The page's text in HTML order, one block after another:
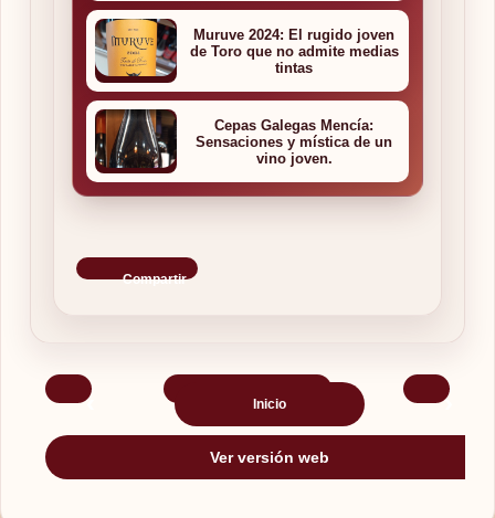
Muruve 2024: El rugido joven
de Toro que no admite medias
tintas
Cepas Galegas Mencía:
Sensaciones y mística de un
vino joven.
Compartir
‹ ›
Inicio
Ver versión web